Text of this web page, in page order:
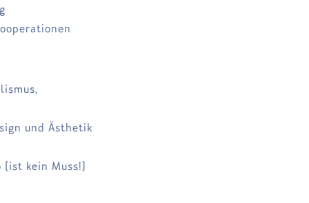
und Ästhetik
(ist kein Muss!)